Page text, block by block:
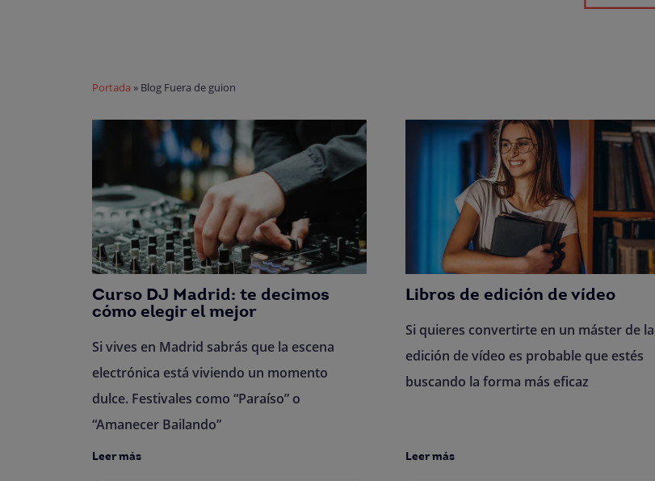
Portada » Blog Fuera de guion
Curso DJ Madrid: te decimos
cómo elegir el mejor
Si vives en Madrid sabrás que la escena
electrónica está viviendo un momento
dulce. Festivales como “Paraíso” o
“Amanecer Bailando”
Leer más
Libros de edición de vídeo
Si quieres convertirte en un máster de la
edición de vídeo es probable que estés
buscando la forma más eficaz
Leer más